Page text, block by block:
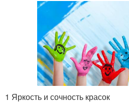
1 Яркость и сочность красок